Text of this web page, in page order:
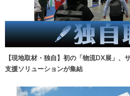
【現地取材・独自】初の「物流DX展」、
支援ソリューションが集結